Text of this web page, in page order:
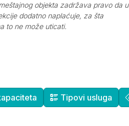
objekta zadržava pravo da u
dodatno naplaćuje, za šta
to ne može uticati.
Tipovi usluga